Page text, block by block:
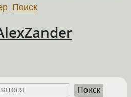
Поиск
Поиск